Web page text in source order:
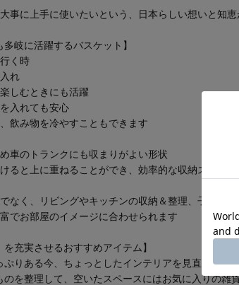
事に上手に使いたいという、日本らしい想いと知
多岐に活躍するバスケット】
く時
れ
しむときにも活躍
入れても安心
飲み物を冷やすこともできます
車のトランクにも収まりがよい形状
ると上に重ねることができ、効率的な収納スペース
なく、リビングやキッチンの収納＆整理、子供の
でお部屋のイメージに合わせられます
を充実させるおすすめアイテム】
ぷりある今、ちょっとしたインテリアを見直すには
のを整理して、空いたスペースにはお気に入りの雑